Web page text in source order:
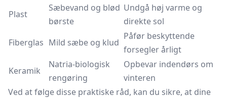
Plast
Sæbevand og blød
børste
Undgå høj varme og
direkte sol
Fiberglas Mild sæbe og klud
Påfør beskyttende
forsegler årligt
Keramik
Natria-biologisk
rengøring
Opbevar indendørs om
vinteren
Ved at følge disse praktiske råd, kan du sikre, at dine